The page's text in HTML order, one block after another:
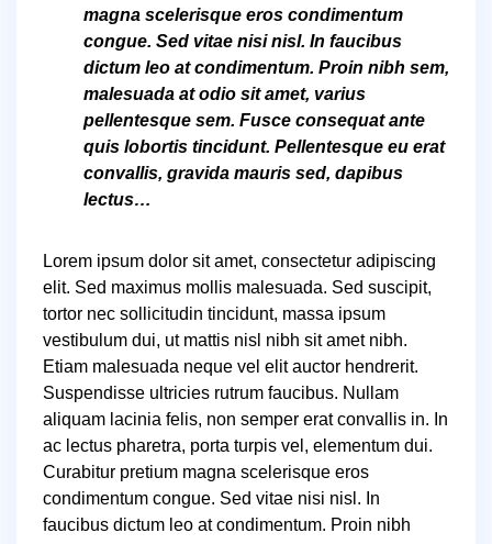
magna scelerisque eros condimentum
congue. Sed vitae nisi nisl. In faucibus
dictum leo at condimentum. Proin nibh sem,
malesuada at odio sit amet, varius
pellentesque sem. Fusce consequat ante
quis lobortis tincidunt. Pellentesque eu erat
convallis, gravida mauris sed, dapibus
lectus…
Lorem ipsum dolor sit amet, consectetur adipiscing
elit. Sed maximus mollis malesuada. Sed suscipit,
tortor nec sollicitudin tincidunt, massa ipsum
vestibulum dui, ut mattis nisl nibh sit amet nibh.
Etiam malesuada neque vel elit auctor hendrerit.
Suspendisse ultricies rutrum faucibus. Nullam
aliquam lacinia felis, non semper erat convallis in. In
ac lectus pharetra, porta turpis vel, elementum dui.
Curabitur pretium magna scelerisque eros
condimentum congue. Sed vitae nisi nisl. In
faucibus dictum leo at condimentum. Proin nibh